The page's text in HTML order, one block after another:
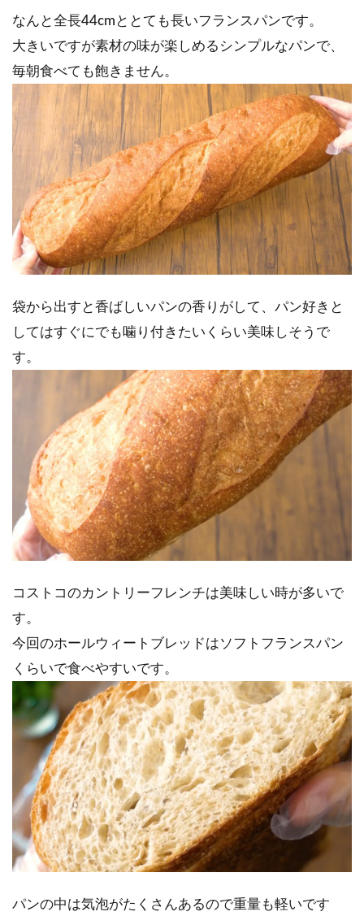
なんと全長44cmととても長いフランスパンです。
大きいですが素材の味が楽しめるシンプルなパンで、
毎朝食べても飽きません。
袋から出すと香ばしいパンの香りがして、パン好きと
してはすぐにでも噛り付きたいくらい美味しそうで
す。
コストコのカントリーフレンチは美味しい時が多いで
す。
今回のホールウィートブレッドはソフトフランスパン
くらいで食べやすいです。
パンの中は気泡がたくさんあるので重量も軽いです